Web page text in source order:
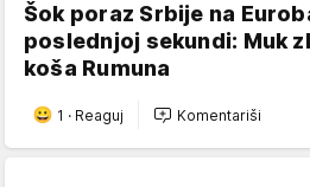
Šok poraz Srbije na
poslednjoj sekundi: Muk
koša Rumuna
1 · Reaguj Komentariši